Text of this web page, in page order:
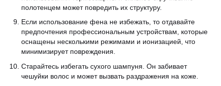
полотенцем может повредить их структуру.
Если использование фена не избежать, то отдавайте
предпочтения профессиональным устройствам, которые
оснащены несколькими режимами и ионизацией, что
минимизирует повреждения.
Старайтесь избегать сухого шампуня. Он забивает
чешуйки волос и может вызвать раздражения на коже.